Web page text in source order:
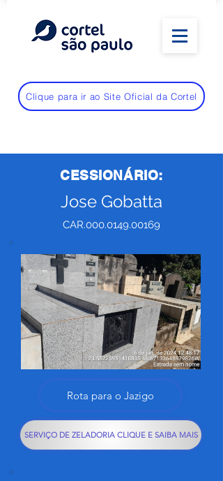
Clique para ir ao Site Oficial da Cortel
CESSIONÁRIO:
Jose Gobatta
CAR.000.0149.00169
Rota para o Jazigo
SERVIÇO DE ZELADORIA CLIQUE E SAIBA MAIS